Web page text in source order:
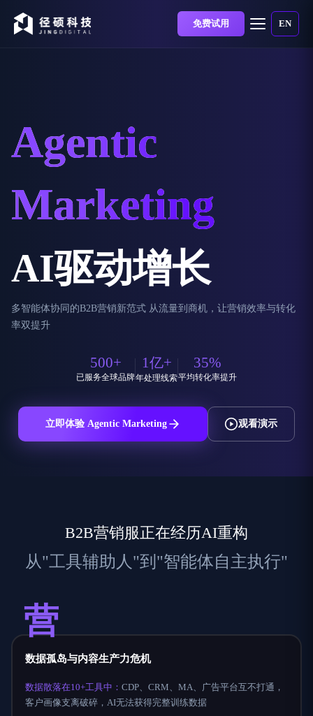
免费试用 EN
Agentic
Marketing
AI驱动增长
多智能体协同的B2B营销新范式 从流量到商机，让营销效率与转化
率双提升
500+
已服务全球品牌
1亿+
年处理线索
35%
平均转化率提升
立即体验 Agentic Marketing 观看演示
B2B营销服正在经历AI重构
从"工具辅助人"到"智能体自主执行"
营
数据孤岛与内容生产力危机
数据散落在10+工具中： CDP、CRM、MA、广告平台互不打通，
客户画像支离破碎，AI无法获得完整训练数据